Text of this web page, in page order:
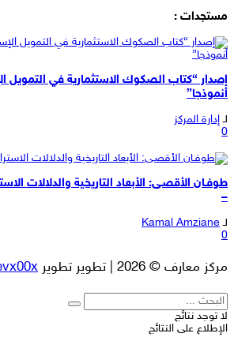
مستجدات :
إصدار “كتاب الصكوك الاستثمارية في التمويل
أنموذجا”
لـ إدارة المركز
0
طوفـان الأقصـى: الأبعاد التاريخية والدلالات
–
لـ Kamal Amziane
0
مركز معارف © 2026 | تطوير تطوير
لا توجد نتائج
الإطلاع على النتائج